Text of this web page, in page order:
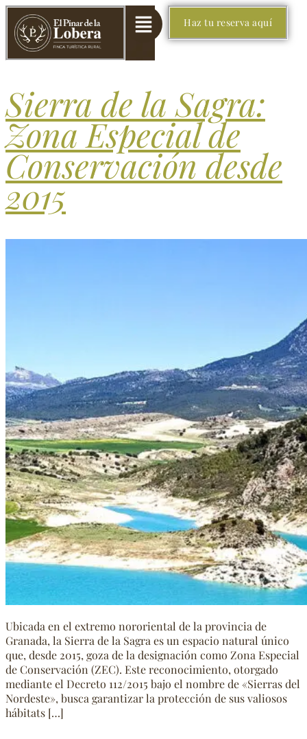
Haz tu reserva aquí
Sierra de la Sagra:
Zona Especial de
Conservación desde
2015
Ubicada en el extremo nororiental de la provincia de
Granada, la Sierra de la Sagra es un espacio natural único
que, desde 2015, goza de la designación como Zona Especial
de Conservación (ZEC). Este reconocimiento, otorgado
mediante el Decreto 112/2015 bajo el nombre de «Sierras del
Nordeste», busca garantizar la protección de sus valiosos
hábitats […]